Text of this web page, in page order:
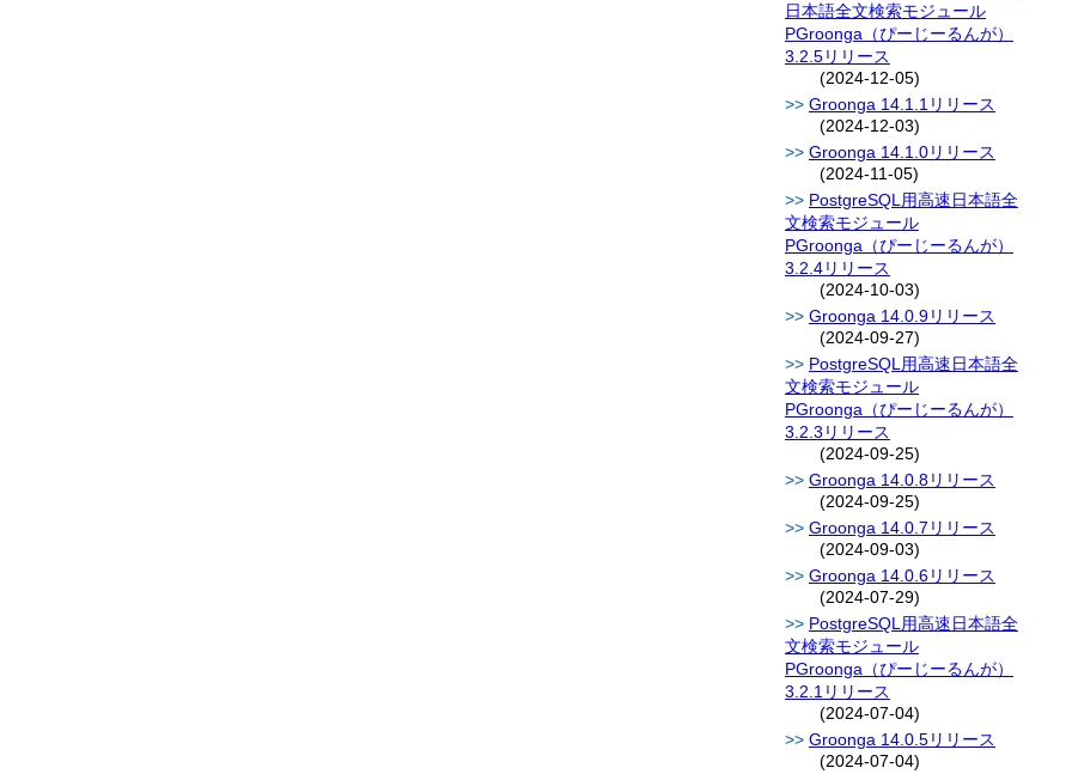
日本語全文検索モジュール
PGroonga（ぴーじーるんが）
3.2.5リリース
(2024-12-05)
Groonga 14.1.1リリース
(2024-12-03)
Groonga 14.1.0リリース
(2024-11-05)
PostgreSQL用高速日本語全
文検索モジュール
PGroonga（ぴーじーるんが）
3.2.4リリース
(2024-10-03)
Groonga 14.0.9リリース
(2024-09-27)
PostgreSQL用高速日本語全
文検索モジュール
PGroonga（ぴーじーるんが）
3.2.3リリース
(2024-09-25)
Groonga 14.0.8リリース
(2024-09-25)
Groonga 14.0.7リリース
(2024-09-03)
Groonga 14.0.6リリース
(2024-07-29)
PostgreSQL用高速日本語全
文検索モジュール
PGroonga（ぴーじーるんが）
3.2.1リリース
(2024-07-04)
Groonga 14.0.5リリース
(2024-07-04)